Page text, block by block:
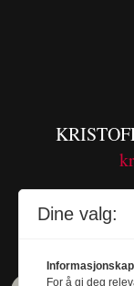
Dine valg:
For å gi deg